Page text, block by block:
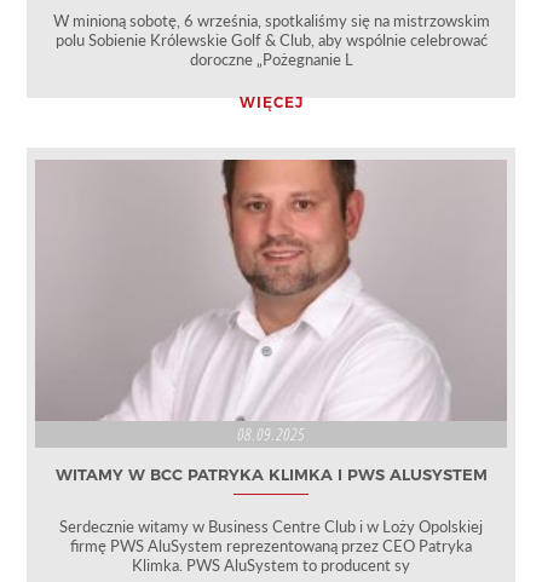
W minioną sobotę, 6 września, spotkaliśmy się na mistrzowskim
polu Sobienie Królewskie Golf & Club, aby wspólnie celebrować
doroczne „Pożegnanie L
WIĘCEJ
08.09.2025
WITAMY W BCC PATRYKA KLIMKA I PWS ALUSYSTEM
Serdecznie witamy w Business Centre Club i w Loży Opolskiej
firmę PWS AluSystem reprezentowaną przez CEO Patryka
Klimka. PWS AluSystem to producent sy